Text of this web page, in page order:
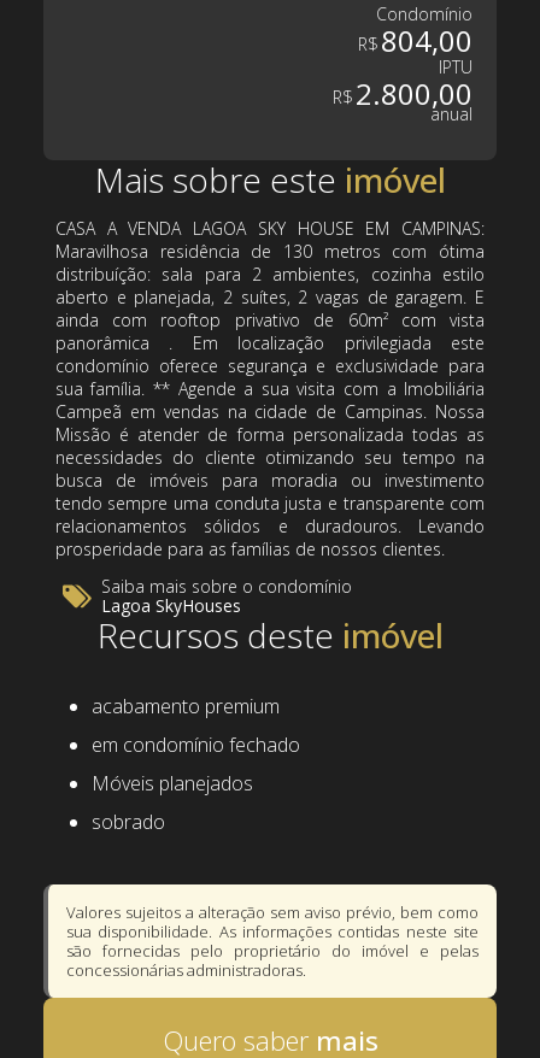
Condomínio
R$ 804,00
IPTU
R$ 2.800,00
anual
Mais sobre este
CASA A VENDA LAGOA SKY HOUSE EM CAMPINAS:
Maravilhosa residência de 130 metros com ótima
distribuíção: sala para 2 ambientes, cozinha estilo
aberto e planejada, 2 suítes, 2 vagas de garagem. E
ainda com rooftop privativo de 60m² com vista
panorâmica . Em localização privilegiada este
condomínio oferece segurança e exclusividade para
sua família. ** Agende a sua visita com a Imobiliária
Campeã em vendas na cidade de Campinas. Nossa
Missão é atender de forma personalizada todas as
necessidades do cliente otimizando seu tempo na
busca de imóveis para moradia ou investimento
tendo sempre uma conduta justa e transparente com
relacionamentos sólidos e duradouros. Levando
prosperidade para as famílias de nossos clientes.
Saiba mais sobre o condomínio
Lagoa SkyHouses
Recursos deste
acabamento premium
em condomínio fechado
Móveis planejados
sobrado
Valores sujeitos a alteração sem aviso prévio, bem como
sua disponibilidade. As informações contidas neste site
são fornecidas pelo proprietário do imóvel e pelas
concessionárias administradoras.
Quero saber